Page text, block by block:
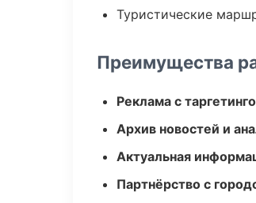
Туристические
Преимущества
Реклама с
Архив новостей и
Актуальная
Партнёрство с